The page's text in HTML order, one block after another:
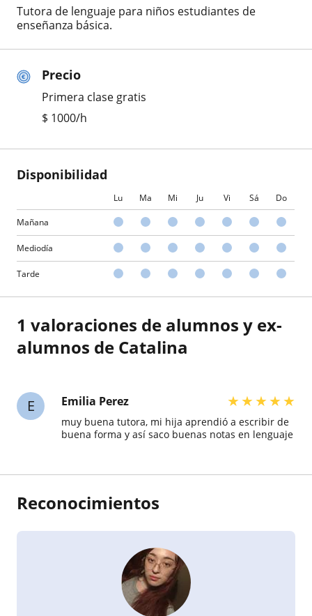
Precio
Primera clase gratis
$ 1000/h
Disponibilidad
Lu Ma Mi Ju Vi Sá Do
Mañana
Mediodía
Tarde
Tutora de lenguaje para niños estudiantes de
enseñanza básica.
1 valoraciones de alumnos y ex-
alumnos de Catalina
E Emilia Perez ★★★★★
muy buena tutora, mi hija aprendió a escribir de
buena forma y así saco buenas notas en lenguaje
Reconocimientos